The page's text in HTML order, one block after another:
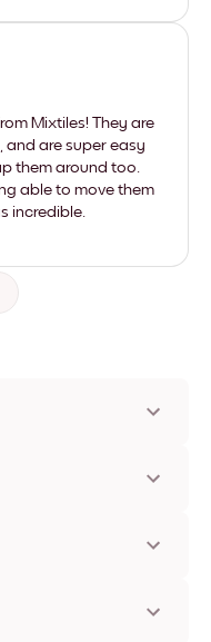
Mixtiles! They are
are super easy
them around too.
able to move them
incredible.
incluidas opciones sin
un número de